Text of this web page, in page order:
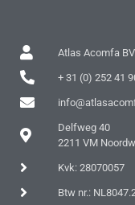
Atlas Acomfa BV
+ 31 (0) 252 41
Delfweg 40
2211 VM
Kvk: 28070057
Btw nr.: